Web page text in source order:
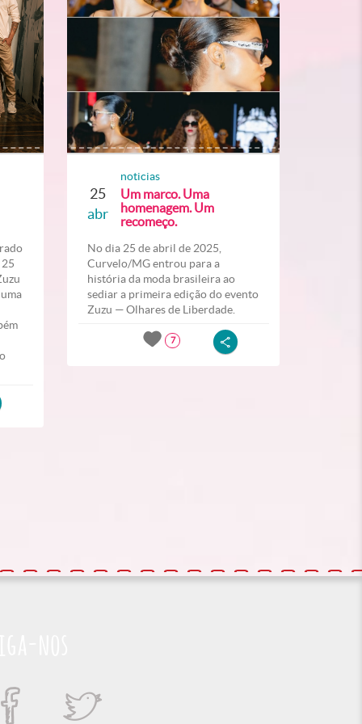
25
abr
noticias
Um marco. Uma
homenagem. Um
recomeço.
No dia 25 de abril de 2025,
Curvelo/MG entrou para a
história da moda brasileira ao
sediar a primeira edição do evento
Zuzu — Olhares de Liberdade.
7